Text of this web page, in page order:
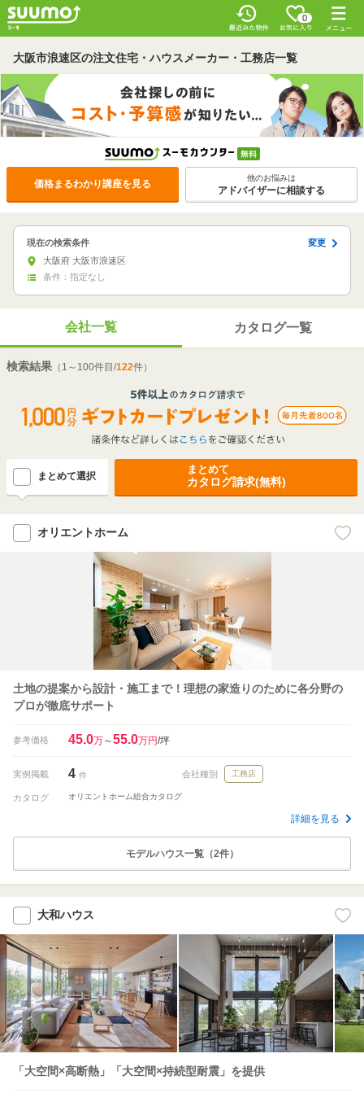
0
大阪市浪速区の注文住宅・ハウスメーカー・工務店一覧
価格まるわかり講座を見る
他のお悩みは
アドバイザーに相談する
現在の検索条件
変更
大阪府 大阪市浪速区
条件：指定なし
会社一覧 カタログ一覧
検索結果 （1～100件目/122件）
まとめて選択
まとめて
カタログ請求(無料)
オリエントホーム
土地の提案から設計・施工まで！理想の家造りのために各分野の
プロが徹底サポート
参考価格 45.0万～55.0万円/坪
実例掲載 4 件 会社種別 工務店
カタログ オリエントホーム総合カタログ
詳細を見る
モデルハウス一覧（2件）
大和ハウス
「大空間×高断熱」「大空間×持続型耐震」を提供